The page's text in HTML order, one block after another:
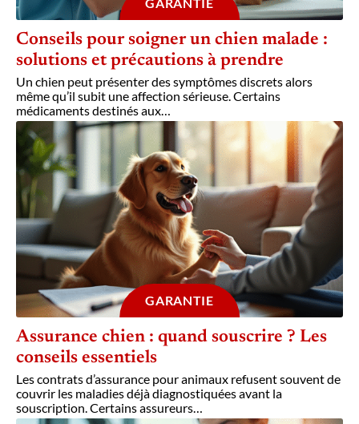
Conseils pour soigner un chien malade :
solutions et précautions à prendre
Un chien peut présenter des symptômes discrets alors
même qu’il subit une affection sérieuse. Certains
médicaments destinés aux…
GARANTIE
Assurance chien : quand souscrire ? Les
conseils essentiels
Les contrats d’assurance pour animaux refusent souvent de
couvrir les maladies déjà diagnostiquées avant la
souscription. Certains assureurs